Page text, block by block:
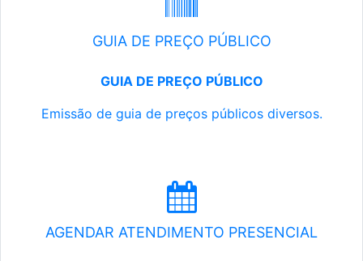
GUIA DE PREÇO PÚBLICO
GUIA DE PREÇO PÚBLICO
Emissão de guia de preços públicos diversos.
AGENDAR ATENDIMENTO PRESENCIAL